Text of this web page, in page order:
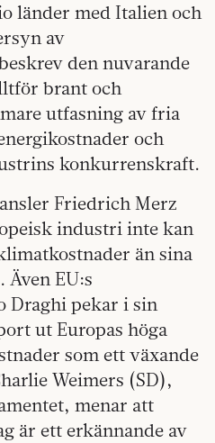
länder med Italien och
av
den nuvarande
brant och
utfasning av fria
och
konkurrenskraft.
Friedrich Merz
industri inte kan
än sina
EU:s
Draghi pekar i sin
ut Europas höga
som ett växande
Weimers (SD),
menar att
är ett erkännande av